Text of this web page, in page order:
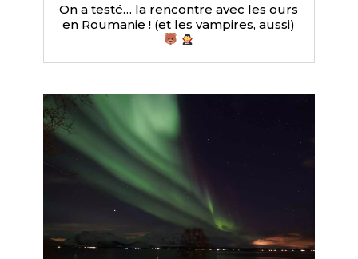
On a testé… la rencontre avec les ours
en Roumanie ! (et les vampires, aussi)